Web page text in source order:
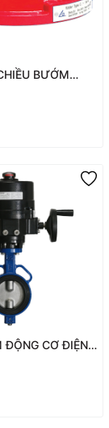
BƯỚM
– DN800
ĐỘNG CƠ ĐIỆN
PHÁP TỰ
THỐNG